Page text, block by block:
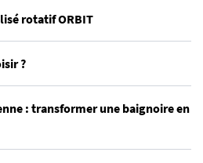
rotatif ORBIT
?
: transformer une baignoire en